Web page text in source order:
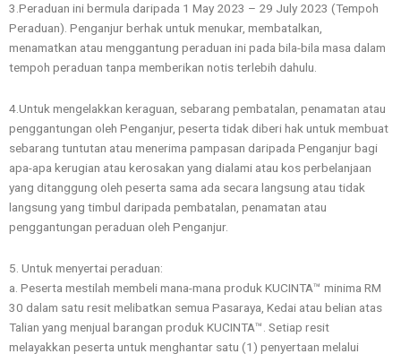
3.Peraduan ini bermula daripada 1 May 2023 – 29 July 2023 (Tempoh
Peraduan). Penganjur berhak untuk menukar, membatalkan,
menamatkan atau menggantung peraduan ini pada bila-bila masa dalam
tempoh peraduan tanpa memberikan notis terlebih dahulu.
4.Untuk mengelakkan keraguan, sebarang pembatalan, penamatan atau
penggantungan oleh Penganjur, peserta tidak diberi hak untuk membuat
sebarang tuntutan atau menerima pampasan daripada Penganjur bagi
apa-apa kerugian atau kerosakan yang dialami atau kos perbelanjaan
yang ditanggung oleh peserta sama ada secara langsung atau tidak
langsung yang timbul daripada pembatalan, penamatan atau
penggantungan peraduan oleh Penganjur.
5. Untuk menyertai peraduan:
a. Peserta mestilah membeli mana-mana produk KUCINTA™ minima RM
30 dalam satu resit melibatkan semua Pasaraya, Kedai atau belian atas
Talian yang menjual barangan produk KUCINTA™. Setiap resit
melayakkan peserta untuk menghantar satu (1) penyertaan melalui